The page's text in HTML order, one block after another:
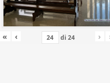
« ‹ di 24 ›